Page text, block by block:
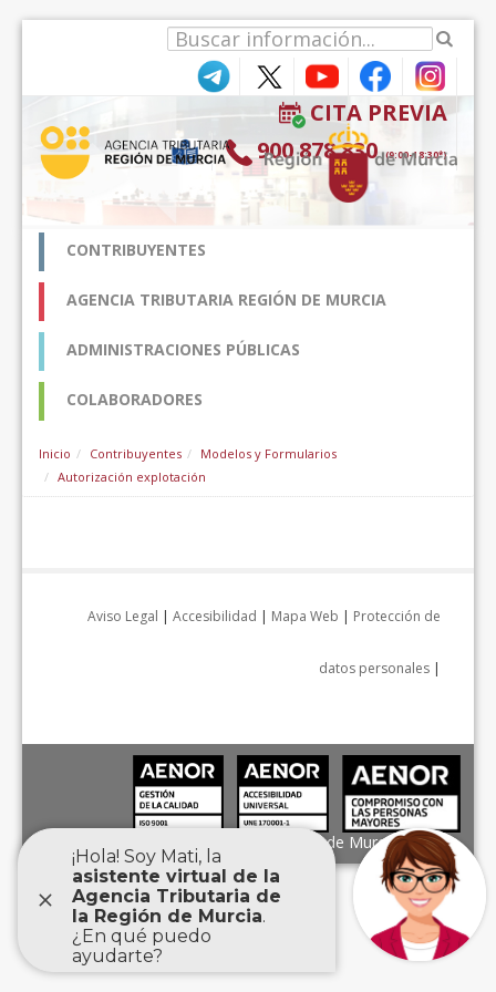
CITA PREVIA
900 878 830 (9:00-18:30*)
CONTRIBUYENTES
AGENCIA TRIBUTARIA REGIÓN DE MURCIA
ADMINISTRACIONES PÚBLICAS
COLABORADORES
Inicio Contribuyentes
Modelos y Formularios
Autorización explotación
Aviso Legal | Accesibilidad | Mapa Web | Protección de
datos personales |
Agencia Tributaria de la Región de Murcia